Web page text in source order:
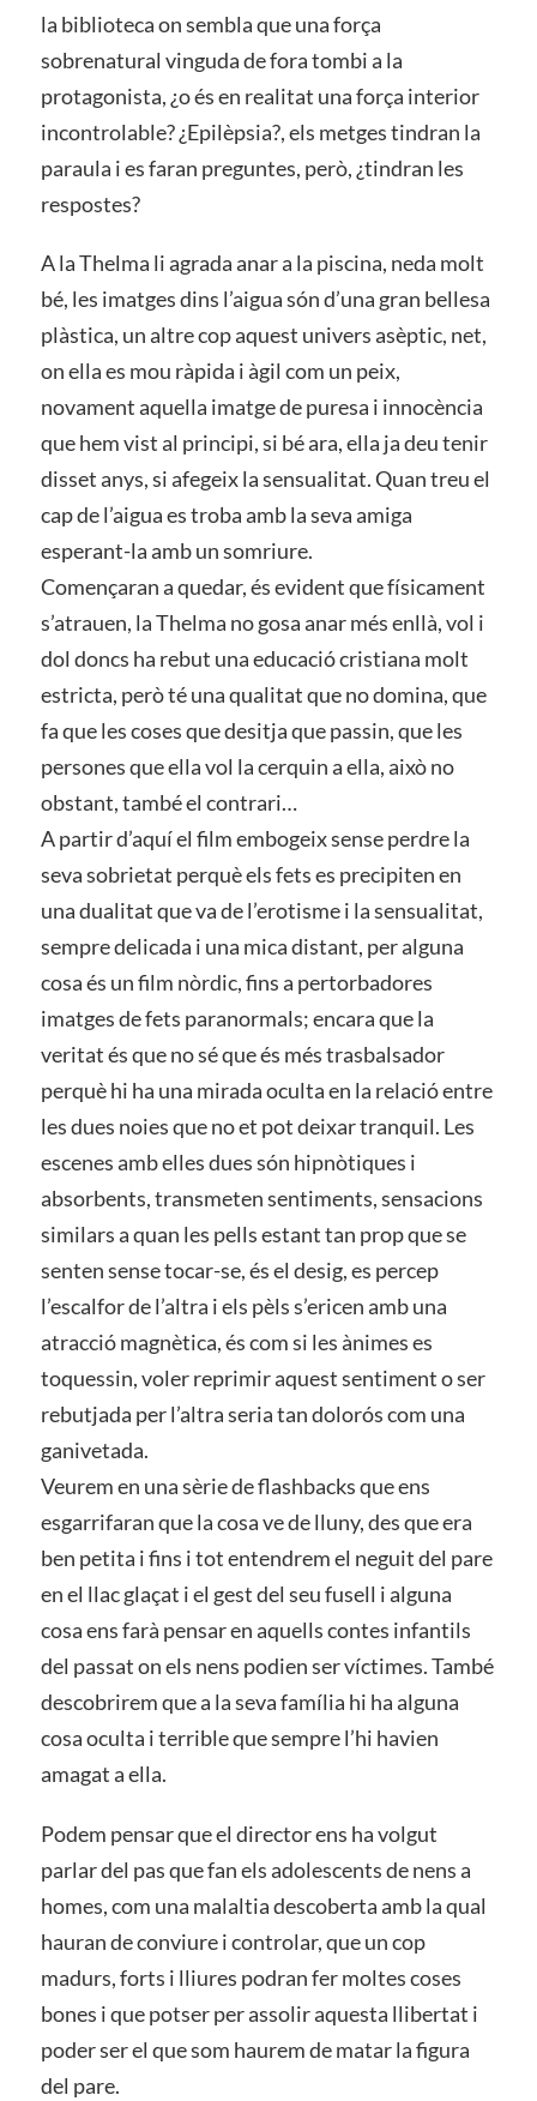
la biblioteca on sembla que una força
sobrenatural vinguda de fora tombi a la
protagonista, ¿o és en realitat una força interior
incontrolable? ¿Epilèpsia?, els metges tindran la
paraula i es faran preguntes, però, ¿tindran les
respostes?
A la Thelma li agrada anar a la piscina, neda molt
bé, les imatges dins l’aigua són d’una gran bellesa
plàstica, un altre cop aquest univers asèptic, net,
on ella es mou ràpida i àgil com un peix,
novament aquella imatge de puresa i innocència
que hem vist al principi, si bé ara, ella ja deu tenir
disset anys, si afegeix la sensualitat. Quan treu el
cap de l’aigua es troba amb la seva amiga
esperant-la amb un somriure.
Començaran a quedar, és evident que físicament
s’atrauen, la Thelma no gosa anar més enllà, vol i
dol doncs ha rebut una educació cristiana molt
estricta, però té una qualitat que no domina, que
fa que les coses que desitja que passin, que les
persones que ella vol la cerquin a ella, això no
obstant, també el contrari…
A partir d’aquí el film embogeix sense perdre la
seva sobrietat perquè els fets es precipiten en
una dualitat que va de l’erotisme i la sensualitat,
sempre delicada i una mica distant, per alguna
cosa és un film nòrdic, fins a pertorbadores
imatges de fets paranormals; encara que la
veritat és que no sé que és més trasbalsador
perquè hi ha una mirada oculta en la relació entre
les dues noies que no et pot deixar tranquil. Les
escenes amb elles dues són hipnòtiques i
absorbents, transmeten sentiments, sensacions
similars a quan les pells estant tan prop que se
senten sense tocar-se, és el desig, es percep
l’escalfor de l’altra i els pèls s’ericen amb una
atracció magnètica, és com si les ànimes es
toquessin, voler reprimir aquest sentiment o ser
rebutjada per l’altra seria tan dolorós com una
ganivetada.
Veurem en una sèrie de flashbacks que ens
esgarrifaran que la cosa ve de lluny, des que era
ben petita i fins i tot entendrem el neguit del pare
en el llac glaçat i el gest del seu fusell i alguna
cosa ens farà pensar en aquells contes infantils
del passat on els nens podien ser víctimes. També
descobrirem que a la seva família hi ha alguna
cosa oculta i terrible que sempre l’hi havien
amagat a ella.
Podem pensar que el director ens ha volgut
parlar del pas que fan els adolescents de nens a
homes, com una malaltia descoberta amb la qual
hauran de conviure i controlar, que un cop
madurs, forts i lliures podran fer moltes coses
bones i que potser per assolir aquesta llibertat i
poder ser el que som haurem de matar la figura
del pare.